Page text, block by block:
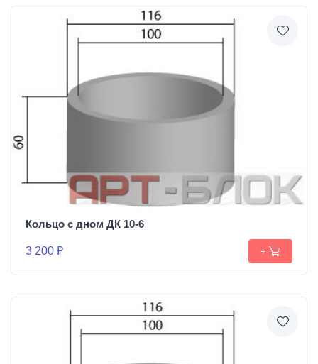
Кольцо с дном ДК 10-6
3 200 ₽ +